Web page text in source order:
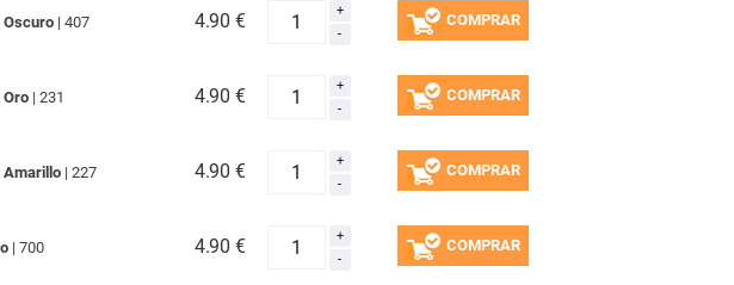
Oscuro| 407 4.90 € COMPRAR
Oro| 231 4.90 € COMPRAR
Amarillo| 227 4.90 € COMPRAR
| 700 4.90 € COMPRAR